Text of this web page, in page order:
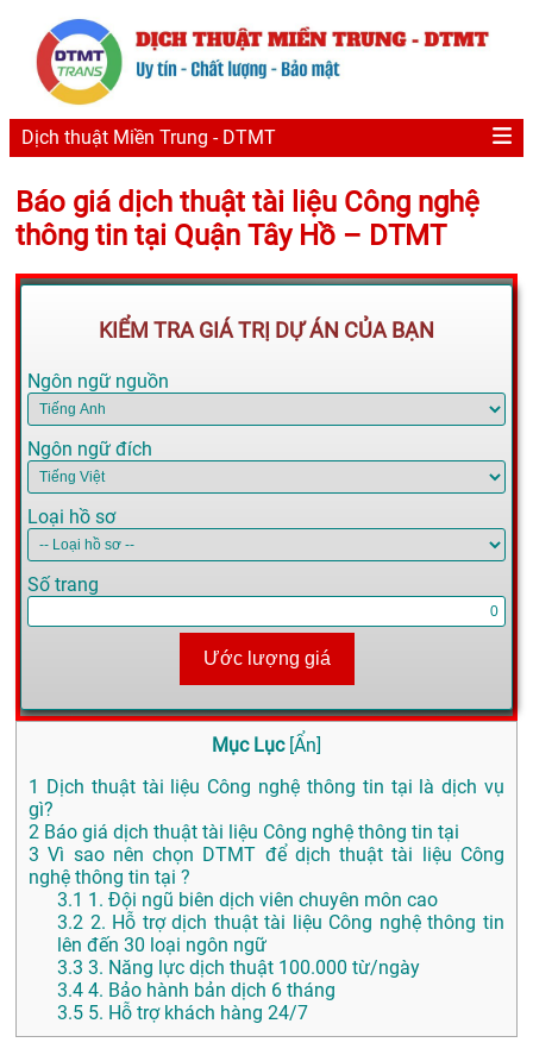
Dịch thuật Miền Trung - DTMT
Báo giá dịch thuật tài liệu Công nghệ
thông tin tại Quận Tây Hồ – DTMT
KIỂM TRA GIÁ TRỊ DỰ ÁN CỦA BẠN
Ngôn ngữ nguồn
Ngôn ngữ đích
Loại hồ sơ
Số trang
Ước lượng giá
Mục Lục [Ẩn]
1
Dịch thuật tài liệu Công nghệ thông tin tại là dịch vụ
gì?
2 Báo giá dịch thuật tài liệu Công nghệ thông tin tại
3 Vì sao nên chọn DTMT để dịch thuật tài liệu Công
nghệ thông tin tại ?
3.1 1. Đội ngũ biên dịch viên chuyên môn cao
3.2 2. Hỗ trợ dịch thuật tài liệu Công nghệ thông tin
lên đến 30 loại ngôn ngữ
3.3 3. Năng lực dịch thuật 100.000 từ/ngày
3.4 4. Bảo hành bản dịch 6 tháng
3.5 5. Hỗ trợ khách hàng 24/7